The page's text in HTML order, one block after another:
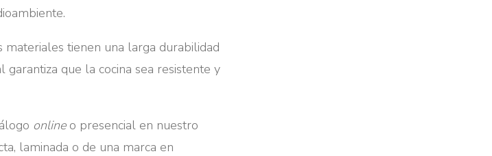
tienen una larga durabilidad
que la cocina sea resistente y
onlineo presencial en nuestro
laminada o de una marca en